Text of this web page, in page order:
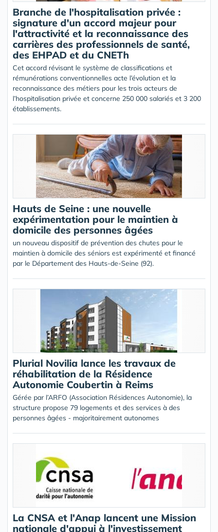
Branche de l'hospitalisation privée :
signature d'un accord majeur pour
l'attractivité et la reconnaissance des
carrières des professionnels de santé,
des EHPAD et du CNETh
Cet accord révisant le système de classifications et
rémunérations conventionnelles acte l’évolution et la
reconnaissance des métiers pour les trois acteurs de
l’hospitalisation privée et concerne 250 000 salariés et 3 200
établissements.
Hauts de Seine : une nouvelle
expérimentation pour le maintien à
domicile des personnes âgées
un nouveau dispositif de prévention des chutes pour le
maintien à domicile des séniors est expérimenté et financé
par le Département des Hauts-de-Seine (92).
Plurial Novilia lance les travaux de
réhabilitation de la Résidence
Autonomie Coubertin à Reims
Gérée par l’ARFO (Association Résidences Autonomie), la
structure propose 79 logements et des services à des
personnes âgées - majoritairement autonomes
La CNSA et l'Anap lancent une Mission
nationale d'appui à l'investissement